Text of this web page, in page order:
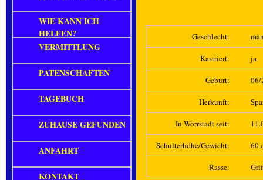
Geschlecht:
Kastriert: ja
Geburt: 06/
Herkunft:
In Wörrstadt seit:
Schulterhöhe/Gewicht: 60
Rasse:
WIE KANN ICH
HELFEN?
VERMITTLUNG
PATENSCHAFTEN
TAGEBUCH
ZUHAUSE GEFUNDEN
ANFAHRT
KONTAKT